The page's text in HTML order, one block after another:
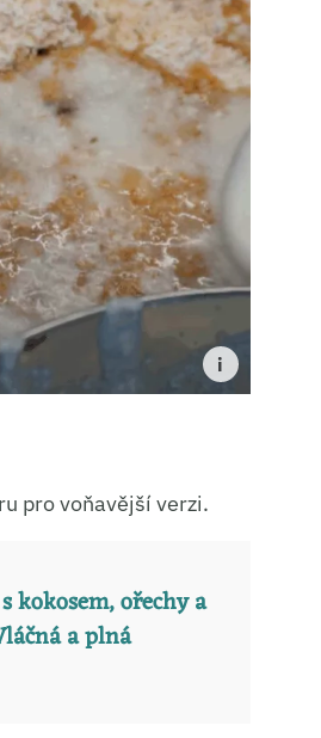
pro voňavější verzi.
kokosem, ořechy a
a plná